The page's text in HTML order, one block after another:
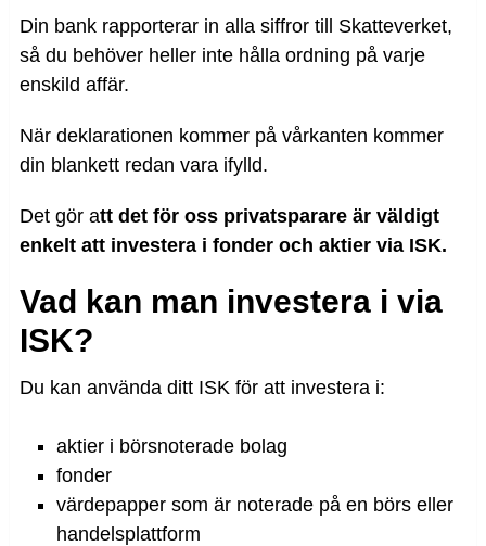
Din bank rapporterar in alla siffror till Skatteverket,
så du behöver heller inte hålla ordning på varje
enskild affär.
När deklarationen kommer på vårkanten kommer
din blankett redan vara ifylld.
Det gör att det för oss privatsparare är väldigt
enkelt att investera i fonder och aktier via ISK.
Vad kan man investera i via
ISK?
Du kan använda ditt ISK för att investera i:
aktier i börsnoterade bolag
fonder
värdepapper som är noterade på en börs eller
handelsplattform